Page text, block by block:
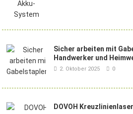
Sicher arbeiten mit
Handwerker und
2. Oktober 2025 0
DOVOH